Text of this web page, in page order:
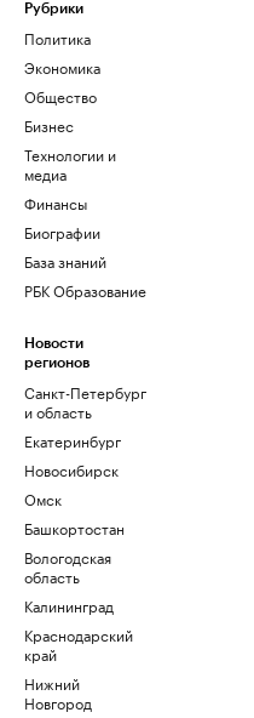
Рубрики
Политика
Экономика
Общество
Бизнес
Технологии и
медиа
Финансы
Биографии
База знаний
РБК Образование
Новости
регионов
Санкт-Петербург
и область
Екатеринбург
Новосибирск
Омск
Башкортостан
Вологодская
область
Калининград
Краснодарский
край
Нижний
Новгород